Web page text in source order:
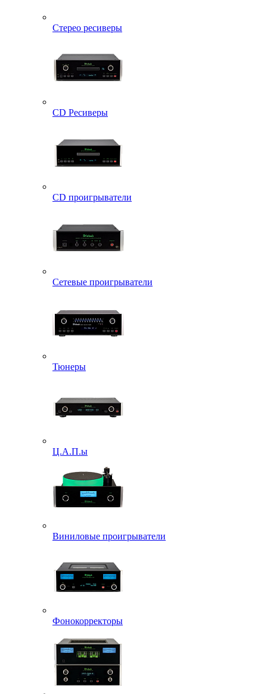
Стерео ресиверы
CD Ресиверы
CD проигрыватели
Сетевые проигрыватели
Тюнеры
Ц.А.П.ы
Виниловые проигрыватели
Фонокорректоры